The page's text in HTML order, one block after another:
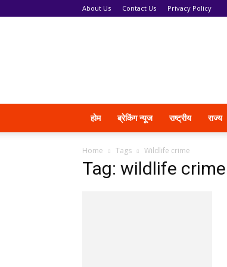
About Us Contact Us Privacy Policy
होम ब्रेकिंग न्यूज राष्ट्रीय राज्य
Home Tags Wildlife crime
Tag: wildlife crime